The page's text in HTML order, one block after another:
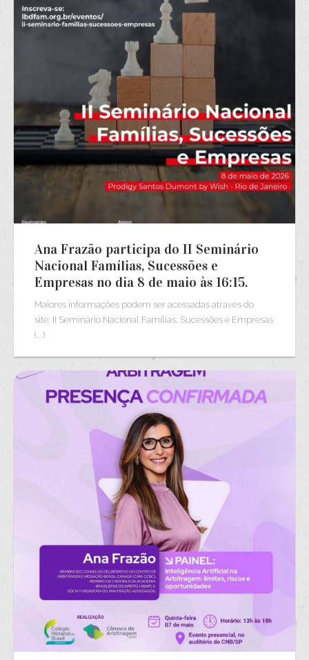
Ana Frazão participa do II Seminário
Nacional Famílias, Sucessões e
Empresas no dia 8 de maio às 16:15.
Maiores informações podem ser acessadas através do
site: II Seminário Nacional Famílias, Sucessões e Empresas
(...)